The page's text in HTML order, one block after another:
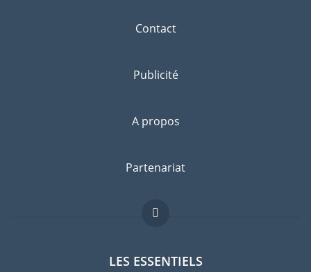
Contact
Publicité
A propos
Partenariat
LES ESSENTIELS